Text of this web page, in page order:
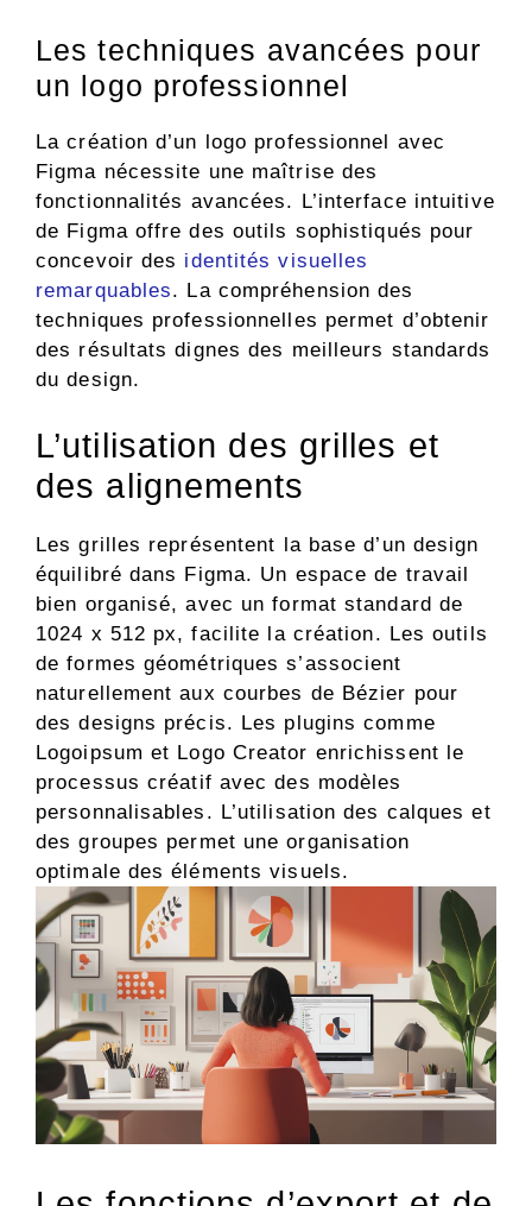
Les techniques avancées pour
un logo professionnel
La création d’un logo professionnel avec
Figma nécessite une maîtrise des
fonctionnalités avancées. L’interface intuitive
de Figma offre des outils sophistiqués pour
concevoir des identités visuelles
remarquables. La compréhension des
techniques professionnelles permet d’obtenir
des résultats dignes des meilleurs standards
du design.
L’utilisation des grilles et
des alignements
Les grilles représentent la base d’un design
équilibré dans Figma. Un espace de travail
bien organisé, avec un format standard de
1024 x 512 px, facilite la création. Les outils
de formes géométriques s’associent
naturellement aux courbes de Bézier pour
des designs précis. Les plugins comme
Logoipsum et Logo Creator enrichissent le
processus créatif avec des modèles
personnalisables. L’utilisation des calques et
des groupes permet une organisation
optimale des éléments visuels.